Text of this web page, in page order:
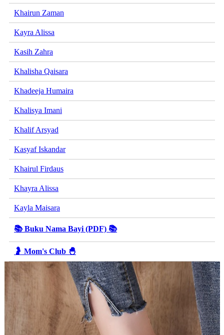
Khairun Zaman
Kayra Alissa
Kasih Zahra
Khalisha Qaisara
Khadeeja Humaira
Khalisya Imani
Khalif Arsyad
Kasyaf Iskandar
Khairul Firdaus
Khayra Alissa
Kayla Maisara
📚 Buku Nama Bayi (PDF) 📚
🤰 Mom's Club 🐣